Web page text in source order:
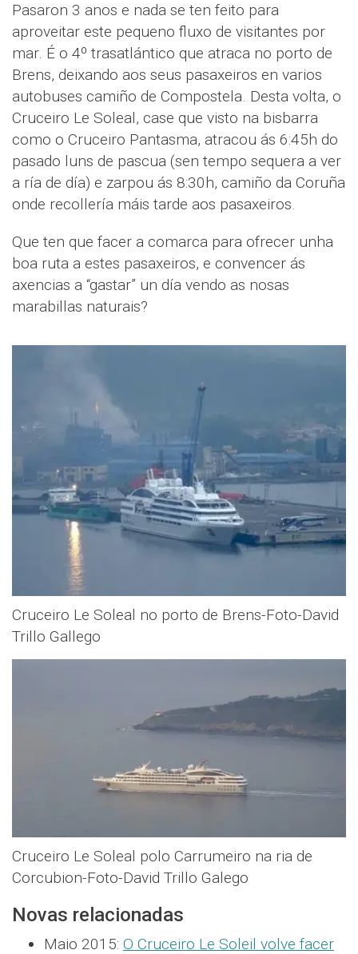
Pasaron 3 anos e nada se ten feito para
aproveitar este pequeno fluxo de visitantes por
mar. É o 4º trasatlántico que atraca no porto de
Brens, deixando aos seus pasaxeiros en varios
autobuses camiño de Compostela. Desta volta, o
Cruceiro Le Soleal, case que visto na bisbarra
como o Cruceiro Pantasma, atracou ás 6:45h do
pasado luns de pascua (sen tempo sequera a ver
a ría de día) e zarpou ás 8:30h, camiño da Coruña
onde recollería máis tarde aos pasaxeiros.
Que ten que facer a comarca para ofrecer unha
boa ruta a estes pasaxeiros, e convencer ás
axencias a “gastar” un día vendo as nosas
marabillas naturais?
Cruceiro Le Soleal no porto de Brens-Foto-David
Trillo Gallego
Cruceiro Le Soleal polo Carrumeiro na ria de
Corcubion-Foto-David Trillo Galego
Novas relacionadas
Maio 2015: O Cruceiro Le Soleil volve facer